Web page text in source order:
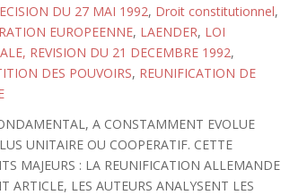
DU 27 MAI 1992, Droit constitutionnel,
EUROPEENNE, LAENDER, LOI
REVISION DU 21 DECEMBRE 1992,
DES POUVOIRS, REUNIFICATION DE
A CONSTAMMENT EVOLUE
UNITAIRE OU COOPERATIF. CETTE
MAJEURS : LA REUNIFICATION ALLEMANDE
ARTICLE, LES AUTEURS ANALYSENT LES